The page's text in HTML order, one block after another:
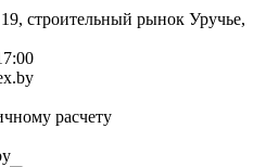
строительный рынок Уручье,
расчету